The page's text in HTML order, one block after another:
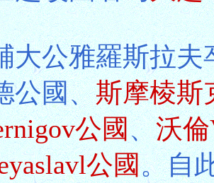
大公雅羅斯拉
公國、斯摩棱斯
公國、沃
公國。自